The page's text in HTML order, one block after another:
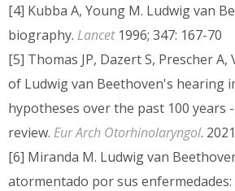
[4] Kubba A, Young M. Ludwig van
biography. Lancet1996; 347: 167-70
[5] Thomas JP, Dazert S, Prescher
of Ludwig van Beethoven's hearing
hypotheses over the past 100 years
review. Eur Arch Otorhinolaryngol.
[6] Miranda M. Ludwig van
atormentado por sus enfermedades: